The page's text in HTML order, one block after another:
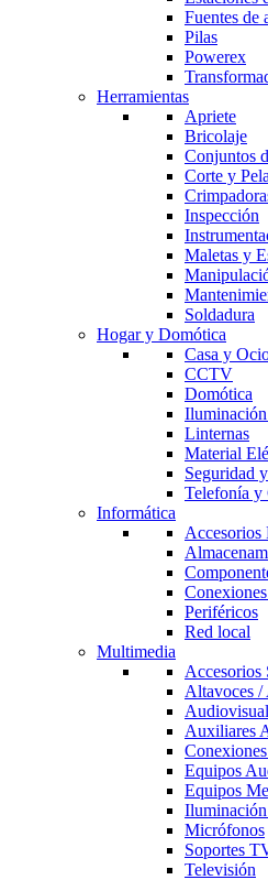
Fuentes de
Pilas
Powerex
Herramientas
Apriete
Bricolaje
Conjuntos
Corte y
Inspección
Maletas y
Soldadura
Hogar y Domótica
Casa y
CCTV
Domótica
Linternas
Material
Seguridad
Telefonía y
Informática
Accesorios
Periféricos
Red local
Multimedia
Accesorios
Altavoces /
Auxiliares
Equipos
Equipos
Micrófonos
Soportes
Televisión